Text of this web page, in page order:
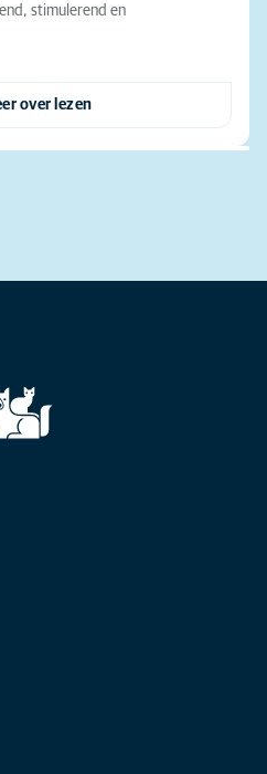
stimulerend en
over lezen